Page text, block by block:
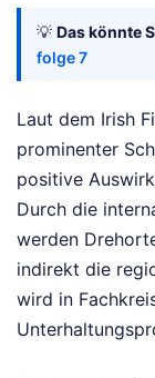
💡 Das könnte
folge 7
Laut dem Irish
prominenter
positive
Durch die
werden
indirekt die
wird in